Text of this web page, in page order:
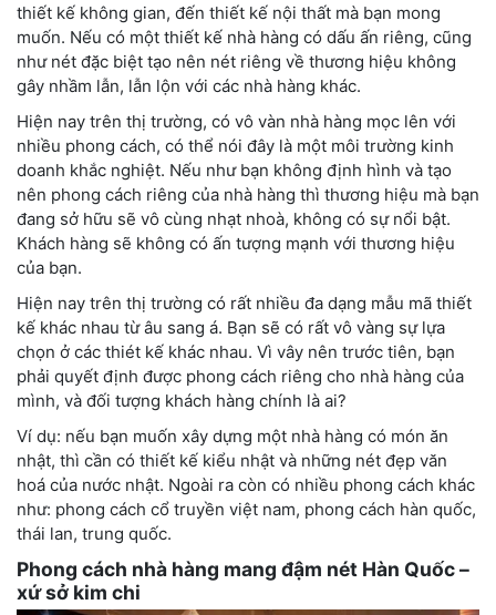
thiết kế không gian, đến thiết kế nội thất mà bạn mong
muốn. Nếu có một thiết kế nhà hàng có dấu ấn riêng, cũng
như nét đặc biệt tạo nên nét riêng về thương hiệu không
gây nhầm lẫn, lẫn lộn với các nhà hàng khác.
Hiện nay trên thị trường, có vô vàn nhà hàng mọc lên với
nhiều phong cách, có thể nói đây là một môi trường kinh
doanh khắc nghiệt. Nếu như bạn không định hình và tạo
nên phong cách riêng của nhà hàng thì thương hiệu mà bạn
đang sở hữu sẽ vô cùng nhạt nhoà, không có sự nổi bật.
Khách hàng sẽ không có ấn tượng mạnh với thương hiệu
của bạn.
Hiện nay trên thị trường có rất nhiều đa dạng mẫu mã thiết
kế khác nhau từ âu sang á. Bạn sẽ có rất vô vàng sự lựa
chọn ở các thiét kế khác nhau. Vì vây nên trước tiên, bạn
phải quyết định được phong cách riêng cho nhà hàng của
mình, và đối tượng khách hàng chính là ai?
Ví dụ: nếu bạn muốn xây dựng một nhà hàng có món ăn
nhật, thì cần có thiết kế kiểu nhật và những nét đẹp văn
hoá của nước nhật. Ngoài ra còn có nhiều phong cách khác
như: phong cách cổ truyền việt nam, phong cách hàn quốc,
thái lan, trung quốc.
Phong cách nhà hàng mang đậm nét Hàn Quốc –
xứ sở kim chi